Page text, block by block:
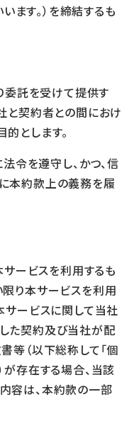
ます。）を締結するも
委託を受けて提供す
と契約者との間におけ
とします。
令を遵守し、かつ、信
本約款上の義務を履
ービスを利用するも
り本サービスを利用
サービスに関して当社
た契約及び当社が配
等（以下総称して「個
が存在する場合、当該
容は、本約款の一部